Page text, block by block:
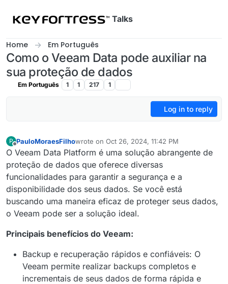
Talks
Home Em Português
Como o Veeam Data pode auxiliar na
sua proteção de dados
Em Português 1 1 217 1
Log in to reply
P
Offline
PauloMoraesFilhowrote on Oct 26, 2024, 11:42 PM
last edited by
O Veeam Data Platform é uma solução abrangente de
proteção de dados que oferece diversas
funcionalidades para garantir a segurança e a
disponibilidade dos seus dados. Se você está
buscando uma maneira eficaz de proteger seus dados,
o Veeam pode ser a solução ideal.
Principais benefícios do Veeam:
Backup e recuperação rápidos e confiáveis: O
Veeam permite realizar backups completos e
incrementais de seus dados de forma rápida e